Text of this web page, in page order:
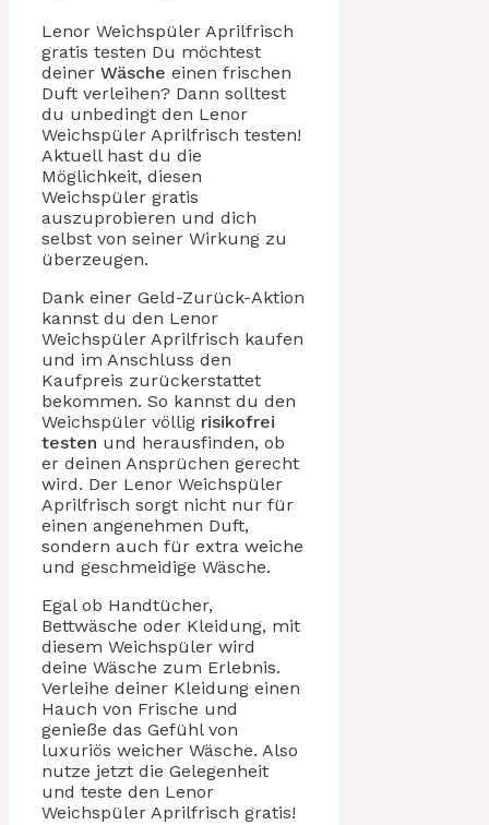
Lenor Weichspüler Aprilfrisch
gratis testen Du möchtest
deiner Wäsche einen frischen
Duft verleihen? Dann solltest
du unbedingt den Lenor
Weichspüler Aprilfrisch testen!
Aktuell hast du die
Möglichkeit, diesen
Weichspüler gratis
auszuprobieren und dich
selbst von seiner Wirkung zu
überzeugen.
Dank einer Geld-Zurück-Aktion
kannst du den Lenor
Weichspüler Aprilfrisch kaufen
und im Anschluss den
Kaufpreis zurückerstattet
bekommen. So kannst du den
Weichspüler völlig risikofrei
testen und herausfinden, ob
er deinen Ansprüchen gerecht
wird. Der Lenor Weichspüler
Aprilfrisch sorgt nicht nur für
einen angenehmen Duft,
sondern auch für extra weiche
und geschmeidige Wäsche.
Egal ob Handtücher,
Bettwäsche oder Kleidung, mit
diesem Weichspüler wird
deine Wäsche zum Erlebnis.
Verleihe deiner Kleidung einen
Hauch von Frische und
genieße das Gefühl von
luxuriös weicher Wäsche. Also
nutze jetzt die Gelegenheit
und teste den Lenor
Weichspüler Aprilfrisch gratis!